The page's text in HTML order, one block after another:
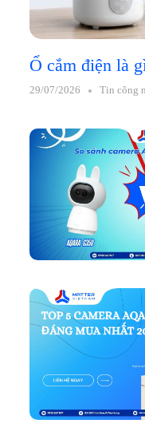
Ổ cắm điện là
29/07/2026 Tin công